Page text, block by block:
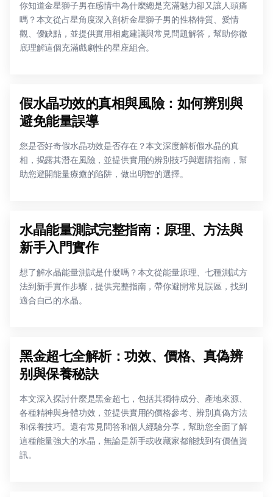
你知道金星獅子男在感情中為什麼總是充滿魅力卻又讓人頭痛
嗎？本文從占星角度深入剖析金星獅子男的性格特質、愛情
觀、優缺點，並提供實用相處建議與常見問題解答，幫助你徹
底理解這個充滿戲劇性的星座組合。
假水晶功效的真相與風險：如何辨別與
避免能量誤導
您是否好奇假水晶功效是否存在？本文深度解析假水晶的真
相，揭露其潛在風險，並提供實用的辨別技巧與選購指南，幫
助您避開能量療癒的陷阱，做出明智的選擇。
水晶能量測試完整指南：原理、方法與
新手入門實作
想了解水晶能量測試是什麼嗎？本文從能量原理、七種測試方
法到新手實作步驟，提供完整指南，帶你避開常見誤區，找到
適合自己的水晶。
黑金超七全解析：功效、價格、真偽辨
别與保養秘訣
本文深入探討什麼是黑金超七，包括其獨特成分、產地來源、
各種精神與身體功效，並提供實用的價格參考、辨別真偽方法
和保養技巧。還有常見問答和個人經驗分享，幫助您全面了解
這種能量強大的水晶，無論是新手或收藏家都能找到有價值資
訊。